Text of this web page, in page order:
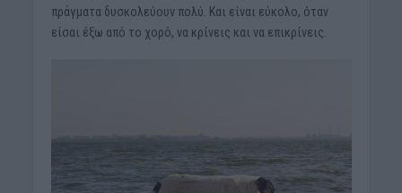
πράγματα δυσκολεύουν πολύ. Και είναι εύκολο, όταν
είσαι έξω από το χορό, να κρίνεις και να επικρίνεις.